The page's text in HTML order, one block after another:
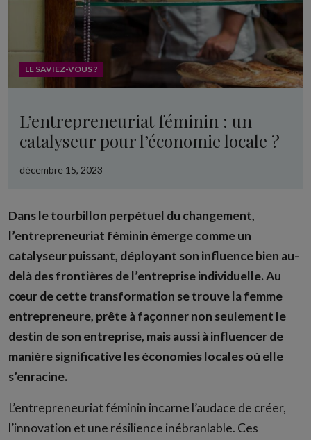
LE SAVIEZ-VOUS ?
L’entrepreneuriat féminin : un
catalyseur pour l’économie locale ?
décembre 15, 2023
Dans le tourbillon perpétuel du changement,
l’entrepreneuriat féminin émerge comme un
catalyseur puissant, déployant son influence bien au-
delà des frontières de l’entreprise individuelle. Au
cœur de cette transformation se trouve la femme
entrepreneure, prête à façonner non seulement le
destin de son entreprise, mais aussi à influencer de
manière significative les économies locales où elle
s’enracine.
L’entrepreneuriat féminin incarne l’audace de créer,
l’innovation et une résilience inébranlable. Ces